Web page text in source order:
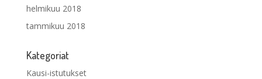
helmikuu 2018
tammikuu 2018
Kategoriat
Kausi-istutukset